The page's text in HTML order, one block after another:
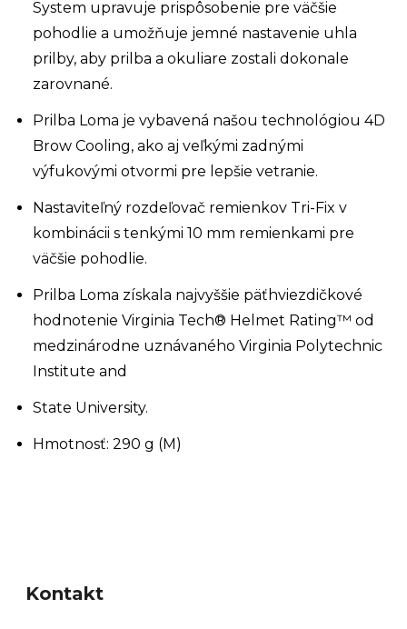
System upravuje prispôsobenie pre väčšie
pohodlie a umožňuje jemné nastavenie uhla
prilby, aby prilba a okuliare zostali dokonale
zarovnané.
Prilba Loma je vybavená našou technológiou 4D
Brow Cooling, ako aj veľkými zadnými
výfukovými otvormi pre lepšie vetranie.
Nastaviteľný rozdeľovač remienkov Tri-Fix v
kombinácii s tenkými 10 mm remienkami pre
väčšie pohodlie.
Prilba Loma získala najvyššie päťhviezdičkové
hodnotenie Virginia Tech® Helmet Rating™ od
medzinárodne uznávaného Virginia Polytechnic
Institute and
State University.
Hmotnosť: 290 g (M)
Kontakt